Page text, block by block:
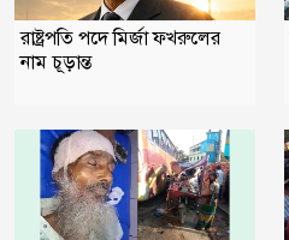
রাষ্ট্রপতি পদে মির্জা ফখরুলের
নাম চূড়ান্ত